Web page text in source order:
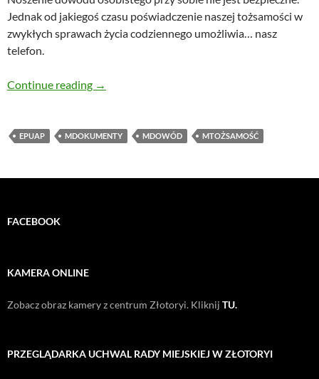
Jednak od jakiegoś czasu poświadczenie naszej tożsamości w
zwykłych sprawach życia codziennego umożliwia… nasz
telefon.
Continue reading Telefon (już) zastępuje dowód osobisty?
→
EPUAP MDOKUMENTY MDOWÓD MTOŻSAMOŚĆ
FACEBOOK
KAMERA ONLINE
Zobacz obraz kamery z centrum Złotoryi. Kliknij TU.
PRZEGLĄDARKA UCHWAL RADY MIEJSKIEJ W ZŁOTORYI